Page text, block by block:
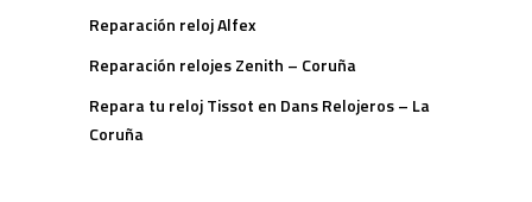
Reparación reloj Alfex
Reparación relojes Zenith – Coruña
Repara tu reloj Tissot en Dans Relojeros – La
Coruña